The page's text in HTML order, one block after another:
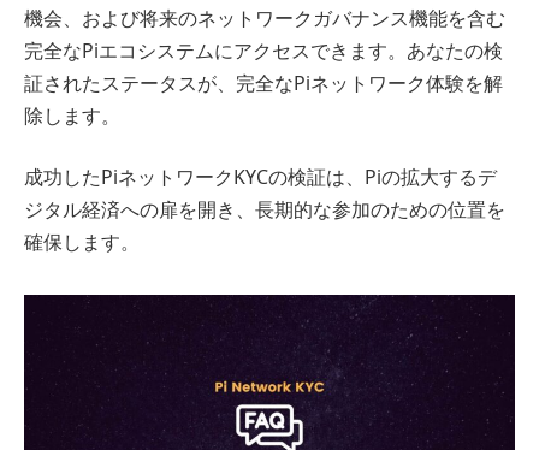
機会、および将来のネットワークガバナンス機能を含む
完全なPiエコシステムにアクセスできます。あなたの検
証されたステータスが、完全なPiネットワーク体験を解
除します。
成功したPiネットワークKYCの検証は、Piの拡大するデ
ジタル経済への扉を開き、長期的な参加のための位置を
確保します。